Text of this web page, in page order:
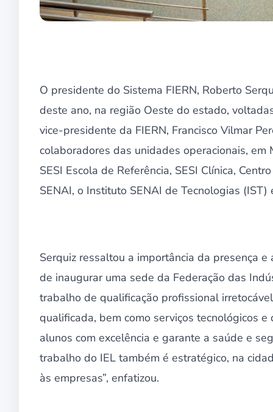
O presidente do Sistema FIERN, Roberto
deste ano, na região Oeste do estado,
vice-presidente da FIERN, Francisco Vilmar
colaboradores das unidades operacionais, em
SESI Escola de Referência, SESI Clínica,
SENAI, o Instituto SENAI de Tecnologias (IST)
Serquiz ressaltou a importância da presença
de inaugurar uma sede da Federação das
trabalho de qualificação profissional
qualificada, bem como serviços tecnológicos e
alunos com excelência e garante a saúde e
trabalho do IEL também é estratégico, na
às empresas”, enfatizou.